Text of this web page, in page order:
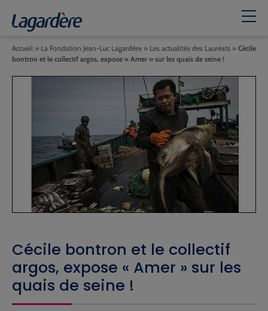
Cécile bontron et le collectif
argos, expose « Amer » sur les
quais de seine !
Accueil » La Fondation Jean-Luc Lagardère » Les actualités des Lauréats » Cécile
bontron et le collectif argos, expose « Amer » sur les quais de seine !